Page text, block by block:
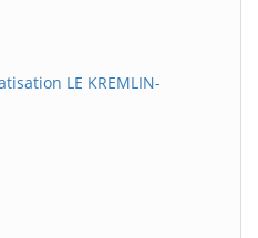
LE KREMLIN-